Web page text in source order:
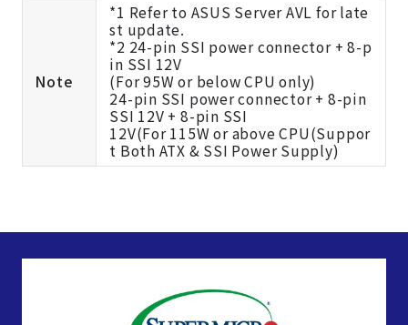
Note
*1 Refer to ASUS Server AVL for late
st update.
*2 24-pin SSI power connector + 8-p
in SSI 12V
(For 95W or below CPU only)
24-pin SSI power connector + 8-pin
SSI 12V + 8-pin SSI
12V(For 115W or above CPU(Suppor
t Both ATX & SSI Power Supply)